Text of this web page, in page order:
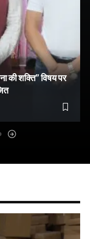
की शक्ति” विषय पर